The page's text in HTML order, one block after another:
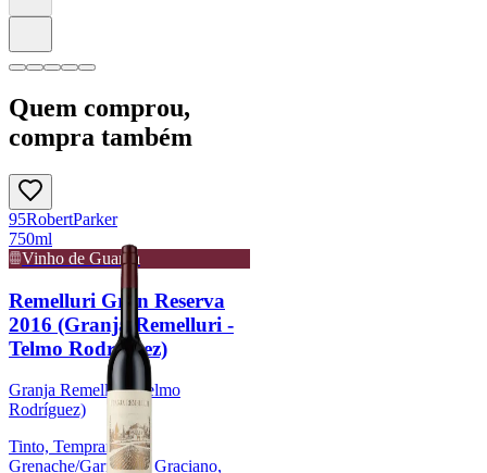
Quem comprou,
compra também
95RobertParker
750ml
Vinho de Guarda
Remelluri Gran Reserva
2016 (Granja Remelluri -
Telmo Rodríguez)
Granja Remelluri (Telmo
Rodríguez)
Tinto, Tempranillo,
Grenache/Garnacha, Graciano,